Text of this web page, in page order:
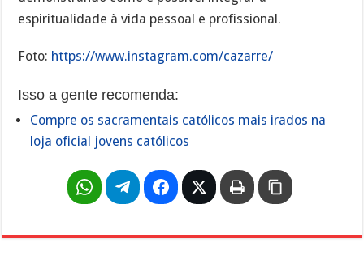
espiritualidade à vida pessoal e profissional.
Foto: https://www.instagram.com/cazarre/
Isso a gente recomenda:
Compre os sacramentais católicos mais irados na
loja oficial jovens católicos